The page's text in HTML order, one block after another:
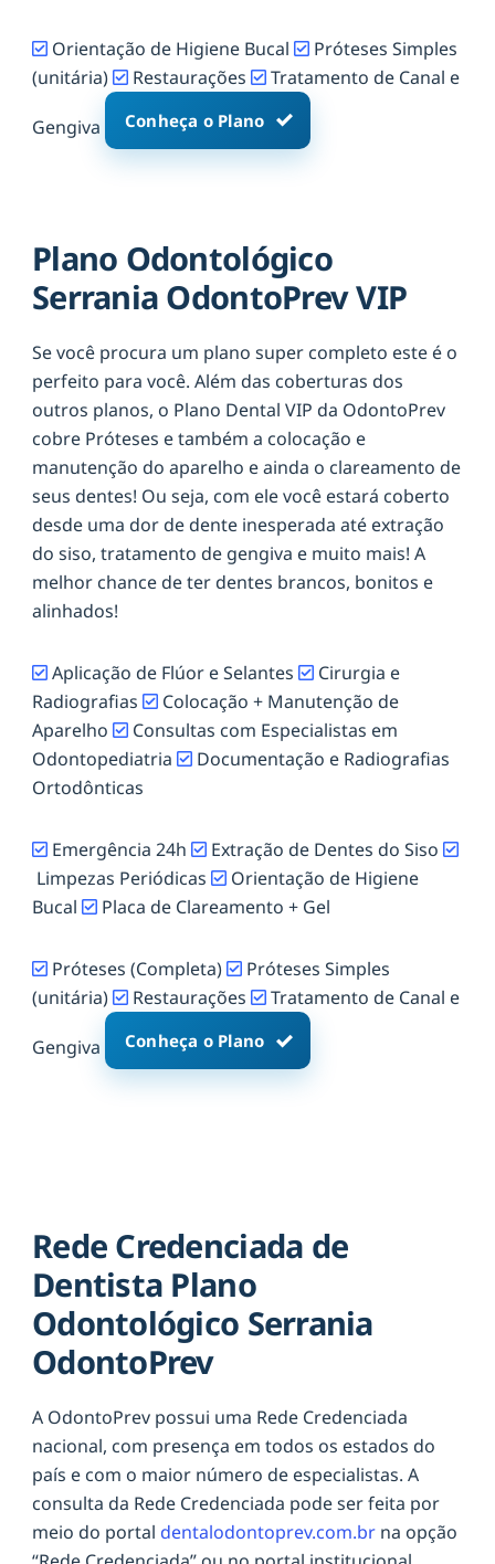
Orientação de Higiene Bucal
Próteses Simples
(unitária)
Restaurações Tratamento de Canal e
Gengiva Conheça o Plano
Plano Odontológico
Serrania OdontoPrev VIP
Se você procura um plano super completo este é o
perfeito para você. Além das coberturas dos
outros planos, o Plano Dental VIP da OdontoPrev
cobre Próteses e também a colocação e
manutenção do aparelho e ainda o clareamento de
seus dentes! Ou seja, com ele você estará coberto
desde uma dor de dente inesperada até extração
do siso, tratamento de gengiva e muito mais! A
melhor chance de ter dentes brancos, bonitos e
alinhados!
Aplicação de Flúor e Selantes
Cirurgia e
Radiografias
Colocação + Manutenção de
Aparelho
Consultas com Especialistas em
Odontopediatria
Documentação e Radiografias
Ortodônticas
Emergência 24h
Extração de Dentes do Siso
Limpezas Periódicas
Orientação de Higiene
Bucal
Placa de Clareamento + Gel
Próteses (Completa)
Próteses Simples
(unitária)
Restaurações Tratamento de Canal e
Gengiva Conheça o Plano
Rede Credenciada de
Dentista Plano
Odontológico Serrania
OdontoPrev
A OdontoPrev possui uma Rede Credenciada
nacional, com presença em todos os estados do
país e com o maior número de especialistas. A
consulta da Rede Credenciada pode ser feita por
meio do portal dentalodontoprev.com.br na opção